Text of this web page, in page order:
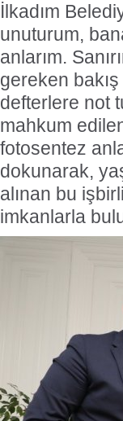
İlkadım
unuturum,
anlarım.
gereken
defterlere not
mahkum
fotosentez
dokunarak,
alınan bu
imkanlarla